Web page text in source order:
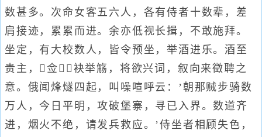
数甚多。次命女客五六人，各有侍者十数辈，差
肩接迹，累累而进。余亦低视长揖，不敢施拜。
坐定，有大校数人，皆令预坐，举酒进乐。酒至
贵主，佥袂举觞，将欲兴词，叙向来徵聘之
意。俄闻烽燧四起，叫噪喧呼云：’朝那贼步骑数
万人，今日平明，攻破堡寨，寻已入界。数道齐
进，烟火不绝，请发兵救应。’侍坐者相顾失色，